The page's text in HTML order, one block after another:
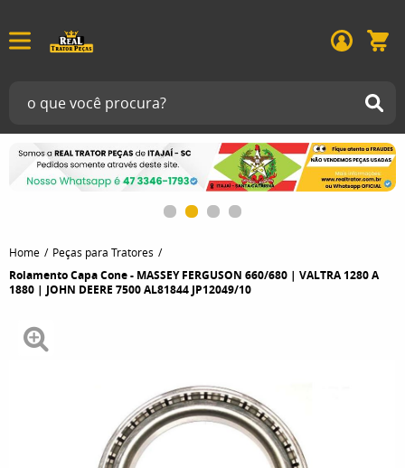
Home Peças para Tratores
Rolamento Capa Cone - MASSEY FERGUSON 660/680 | VALTRA 1280 A
1880 | JOHN DEERE 7500 AL81844 JP12049/10